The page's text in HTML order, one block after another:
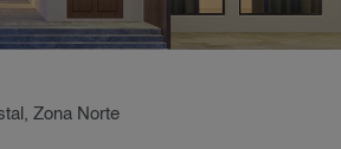
Zona Norte